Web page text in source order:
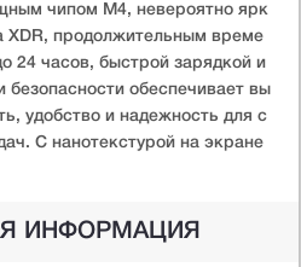
чипом M4, невероятно ярк
XDR, продолжительным време
24 часов, быстрой зарядкой и
обеспечивает вы
удобство и надежность для с
С нанотекстурой на экране
ИНФОРМАЦИЯ